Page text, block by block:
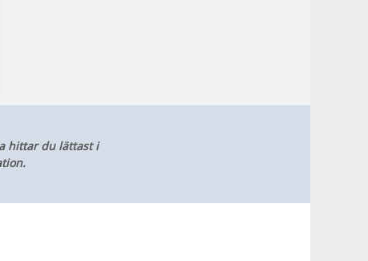
hittar du lättast i